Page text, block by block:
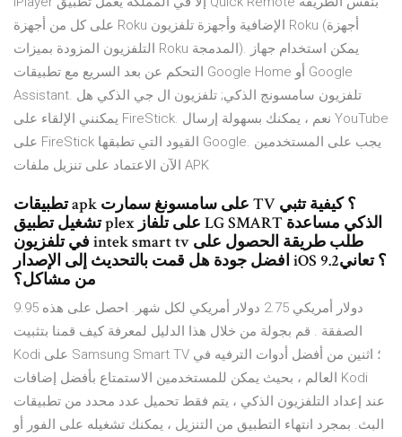
على كل من أجهزة Roku الإضافية وأجهزة تلفزيون Roku (أجهزة
التلفزيون المزودة بميزات Roku المدمجة). يمكن استخدام جهاز
التحكم عن بعد السريع مع تطبيقات Google Home أو Google
Assistant. تلفزيون سامسونج الذكي; تلفزيون ال جي الذكي هل
يمكنني الإلقاء على FireStick. نعم ، يمكنك بسهولة إرسال YouTube
على FireStick القيود التي تطبقها Google. يجب على المستخدمين
الآن الاعتماد على تنزيل ملفات APK
تطبيقات apk على سامسونغ سمارت TV ؟ كيفية تثبي
تشغيل تطبيق plex على تلفاز LG SMART الذكي مساعدة
في تلفزيون intek smart tv طلب طريقة الحصول على
افضل جودة هل قمت بالتحديث إلى الإصدار iOS 9.2؟ تعاني
من مشاكل؟
9.95 دولار أمريكي 2.75 دولار أمريكي لكل شهر. احصل على هذه
الصفقة . قم بجولة من خلال هذا الدليل لمعرفة كيف قمنا بتثبيت
Kodi على Samsung Smart TV ؛ اثنين من أفضل أدوات الترفيه في
العالم ، بحيث يمكن للمستخدمين الاستمتاع بأفضل إضافات Kodi
عند إعداد التلفزيون الذكي ، يتم فقط تحميل عدد محدد من تطبيقات
البث. بمجرد انتهاء التطبيق من التنزيل ، يمكنك تشغيله على الفور أو